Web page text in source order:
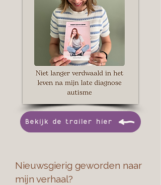
Bekijk de trailer hier
Nieuwsgierig geworden naar
mijn verhaal?